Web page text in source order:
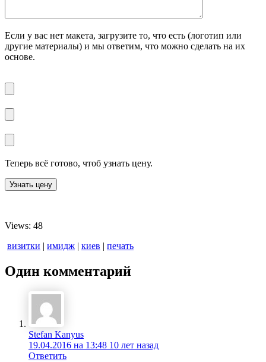
Если у вас нет макета, загрузите то, что есть (логотип или
другие материалы) и мы ответим, что можно сделать на их
основе.
Теперь всё готово, чтоб узнать цену.
Views: 48
визитки | имидж | киев | печать
Один комментарий
Stefan Kanyus
19.04.2016 на 13:48 10 лет назад
Ответить